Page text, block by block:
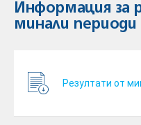
Информация за
минали периоди
Резултати от